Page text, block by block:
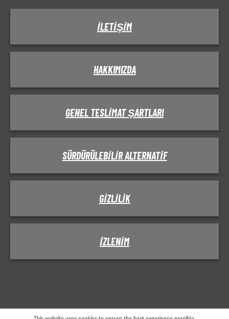
İLETIŞIM
HAKKIMIZDA
GENEL TESLIMAT ŞARTLARI
SÜRDÜRÜLEBILIR ALTERNATIF
GIZLILIK
IZLENIM